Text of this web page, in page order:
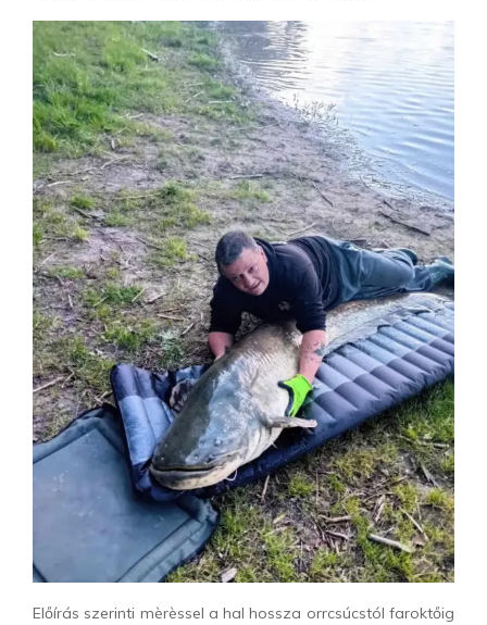
Előírás szerinti mèrèssel a hal hossza orrcsúcstól faroktőig